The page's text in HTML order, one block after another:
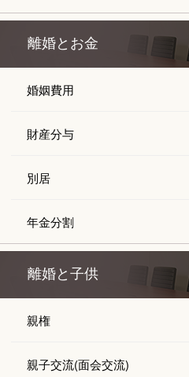
離婚とお金
婚姻費用
財産分与
別居
年金分割
離婚と子供
親権
親子交流(面会交流)